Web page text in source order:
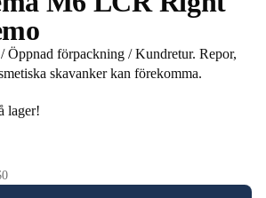
Öppnad förpackning / Kundretur. Repor,
skavanker kan förekomma.
lager!